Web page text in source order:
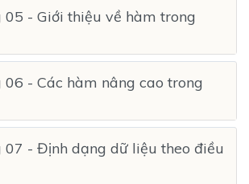
05 - Giới thiệu về hàm trong
06 - Các hàm nâng cao trong
07 - Định dạng dữ liệu theo điều